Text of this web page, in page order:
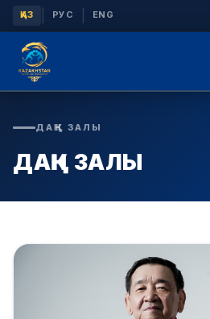
ҚАЗ РУС ENG
ДАҢҚ ЗАЛЫ
ДАҢҚ ЗАЛЫ